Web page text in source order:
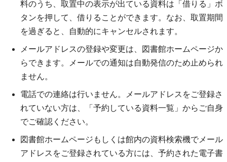
料のうち、取置中の表示が出ている資料は「借りる」ボ
タンを押して、借りることができます。なお、取置期間
を過ぎると、自動的にキャンセルされます。
メールアドレスの登録や変更は、図書館ホームページか
らできます。メールでの通知は自動発信のため止められ
ません。
電話での連絡は行いません。メールアドレスをご登録さ
れていない方は、「予約している資料一覧」からご自身
でご確認ください。
図書館ホームページもしくは館内の資料検索機でメール
アドレスをご登録されている方には、予約された電子書